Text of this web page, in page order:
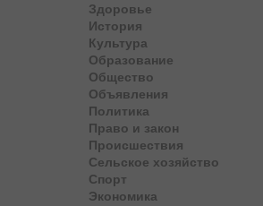
Здоровье
История
Культура
Образование
Общество
Объявления
Политика
Право и закон
Происшествия
Сельское хозяйство
Спорт
Экономика